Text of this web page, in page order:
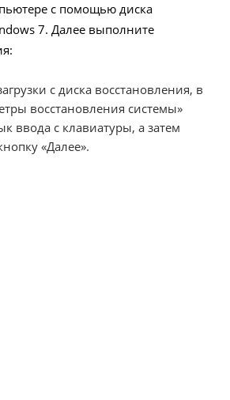
с помощью диска
7. Далее выполните
с диска восстановления, в
восстановления системы»
ввода с клавиатуры, а затем
«Далее».